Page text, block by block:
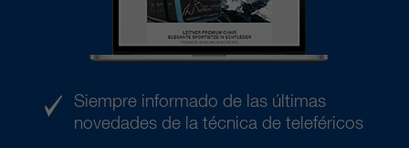
Siempre informado de las últimas
novedades de la técnica de teleféricos